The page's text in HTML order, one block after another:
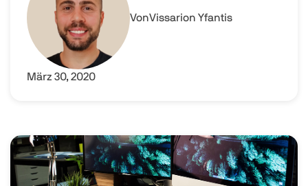
VonVissarion Yfantis
März 30, 2020
Image